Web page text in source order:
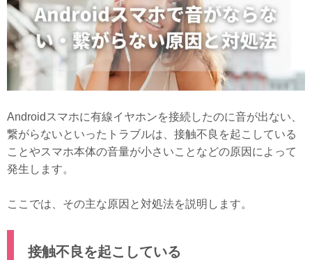
Androidスマホに有線イヤホンを接続したのに音が出ない、
繋がらないといったトラブルは、接触不良を起こしている
ことやスマホ本体の音量が小さいことなどの原因によって
発生します。
ここでは、その主な原因と対処法を説明します。
接触不良を起こしている